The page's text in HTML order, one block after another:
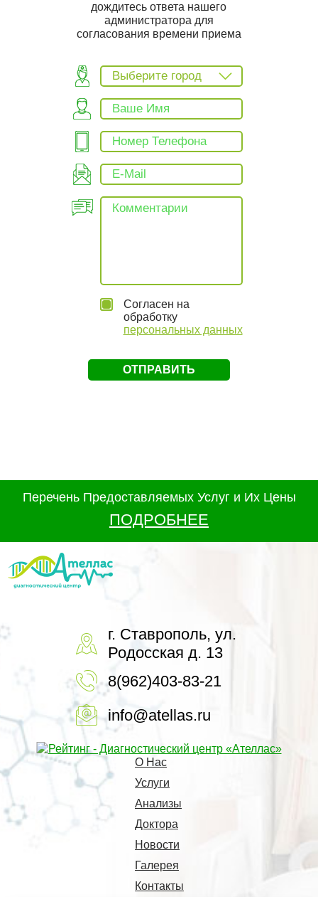
дождитесь ответа нашего
администратора для
согласования времени приема
Выберите город
Согласен на
обработку
персональных данных
Перечень Предоставляемых Услуг и Их Цены
ПОДРОБНЕЕ
г. Ставрополь, ул.
Родосская д. 13
8(962)403-83-21
info@atellas.ru
О Нас
Услуги
Анализы
Доктора
Новости
Галерея
Контакты